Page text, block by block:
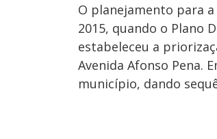
O planejamento para
2015, quando o Plano
estabeleceu a
Avenida Afonso Pena.
município, dando